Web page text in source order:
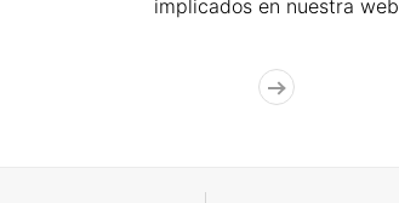
implicados en nuestra web